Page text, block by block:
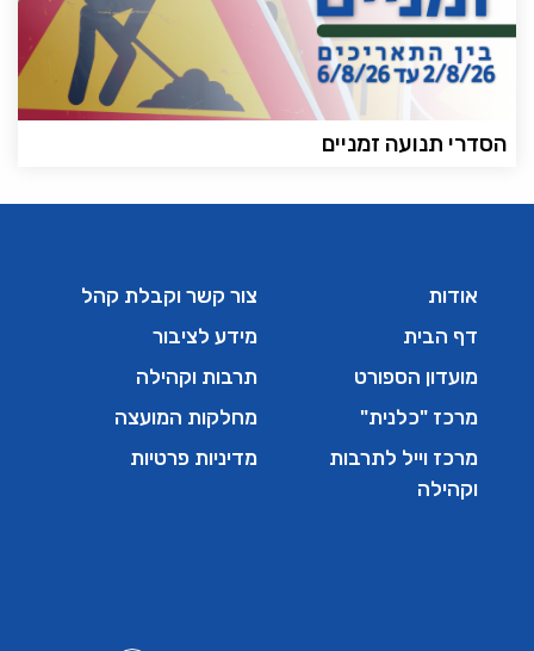
הסדרי תנועה זמניים
אודות
דף הבית
מועדון הספורט
מרכז "כלנית"
מרכז וייל לתרבות
וקהילה
צור קשר וקבלת קהל
מידע לציבור
תרבות וקהילה
מחלקות המועצה
מדיניות פרטיות